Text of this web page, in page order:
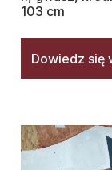
103 cm
Dowiedz się